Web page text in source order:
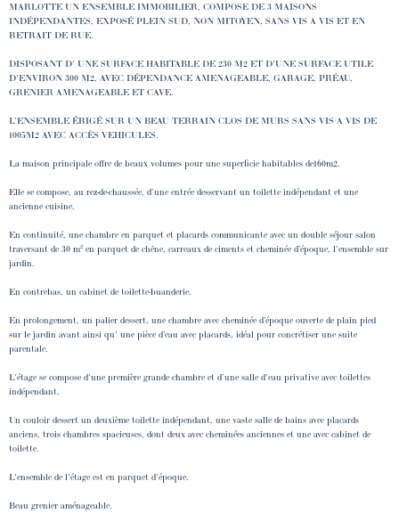
MARLOTTE UN ENSEMBLE IMMOBILIER, COMPOSE DE 3 MAISONS
INDÉPENDANTES, EXPOSÉ PLEIN SUD, NON MITOYEN, SANS VIS A VIS ET EN
RETRAIT DE RUE.
DISPOSANT D' UNE SURFACE HABITABLE DE 230 M2 ET D'UNE SURFACE UTILE
D'ENVIRON 300 M2, AVEC DÉPENDANCE AMENAGEABLE, GARAGE, PRÉAU,
GRENIER AMENAGEABLE ET CAVE.
L’ENSEMBLE ÉRIGÉ SUR UN BEAU TERRAIN CLOS DE MURS SANS VIS A VIS DE
1005M2 AVEC ACCÈS VEHICULES.
La maison principale offre de beaux volumes pour une superficie habitables de160m2.
Elle se compose, au rez-de-chaussée, d’une entrée desservant un toilette indépendant et une
ancienne cuisine.
En continuité, une chambre en parquet et placards communicante avec un double séjour salon
traversant de 30 m² en parquet de chêne, carreaux de ciments et cheminée d’époque, l'ensemble sur
jardin.
En contrebas, un cabinet de toilette-buanderie.
En prolongement, un palier dessert, une chambre avec cheminée d’époque ouverte de plain pied
sur le jardin avant ainsi qu' une pièce d’eau avec placards, idéal pour concrétiser une suite
parentale.
L'étage se compose d'une première grande chambre et d’une salle d'eau privative avec toilettes
indépendant.
Un couloir dessert un deuxième toilette indépendant, une vaste salle de bains avec placards
anciens, trois chambres spacieuses, dont deux avec cheminées anciennes et une avec cabinet de
toilette.
L'ensemble de l'étage est en parquet d'époque.
Beau grenier aménageable.